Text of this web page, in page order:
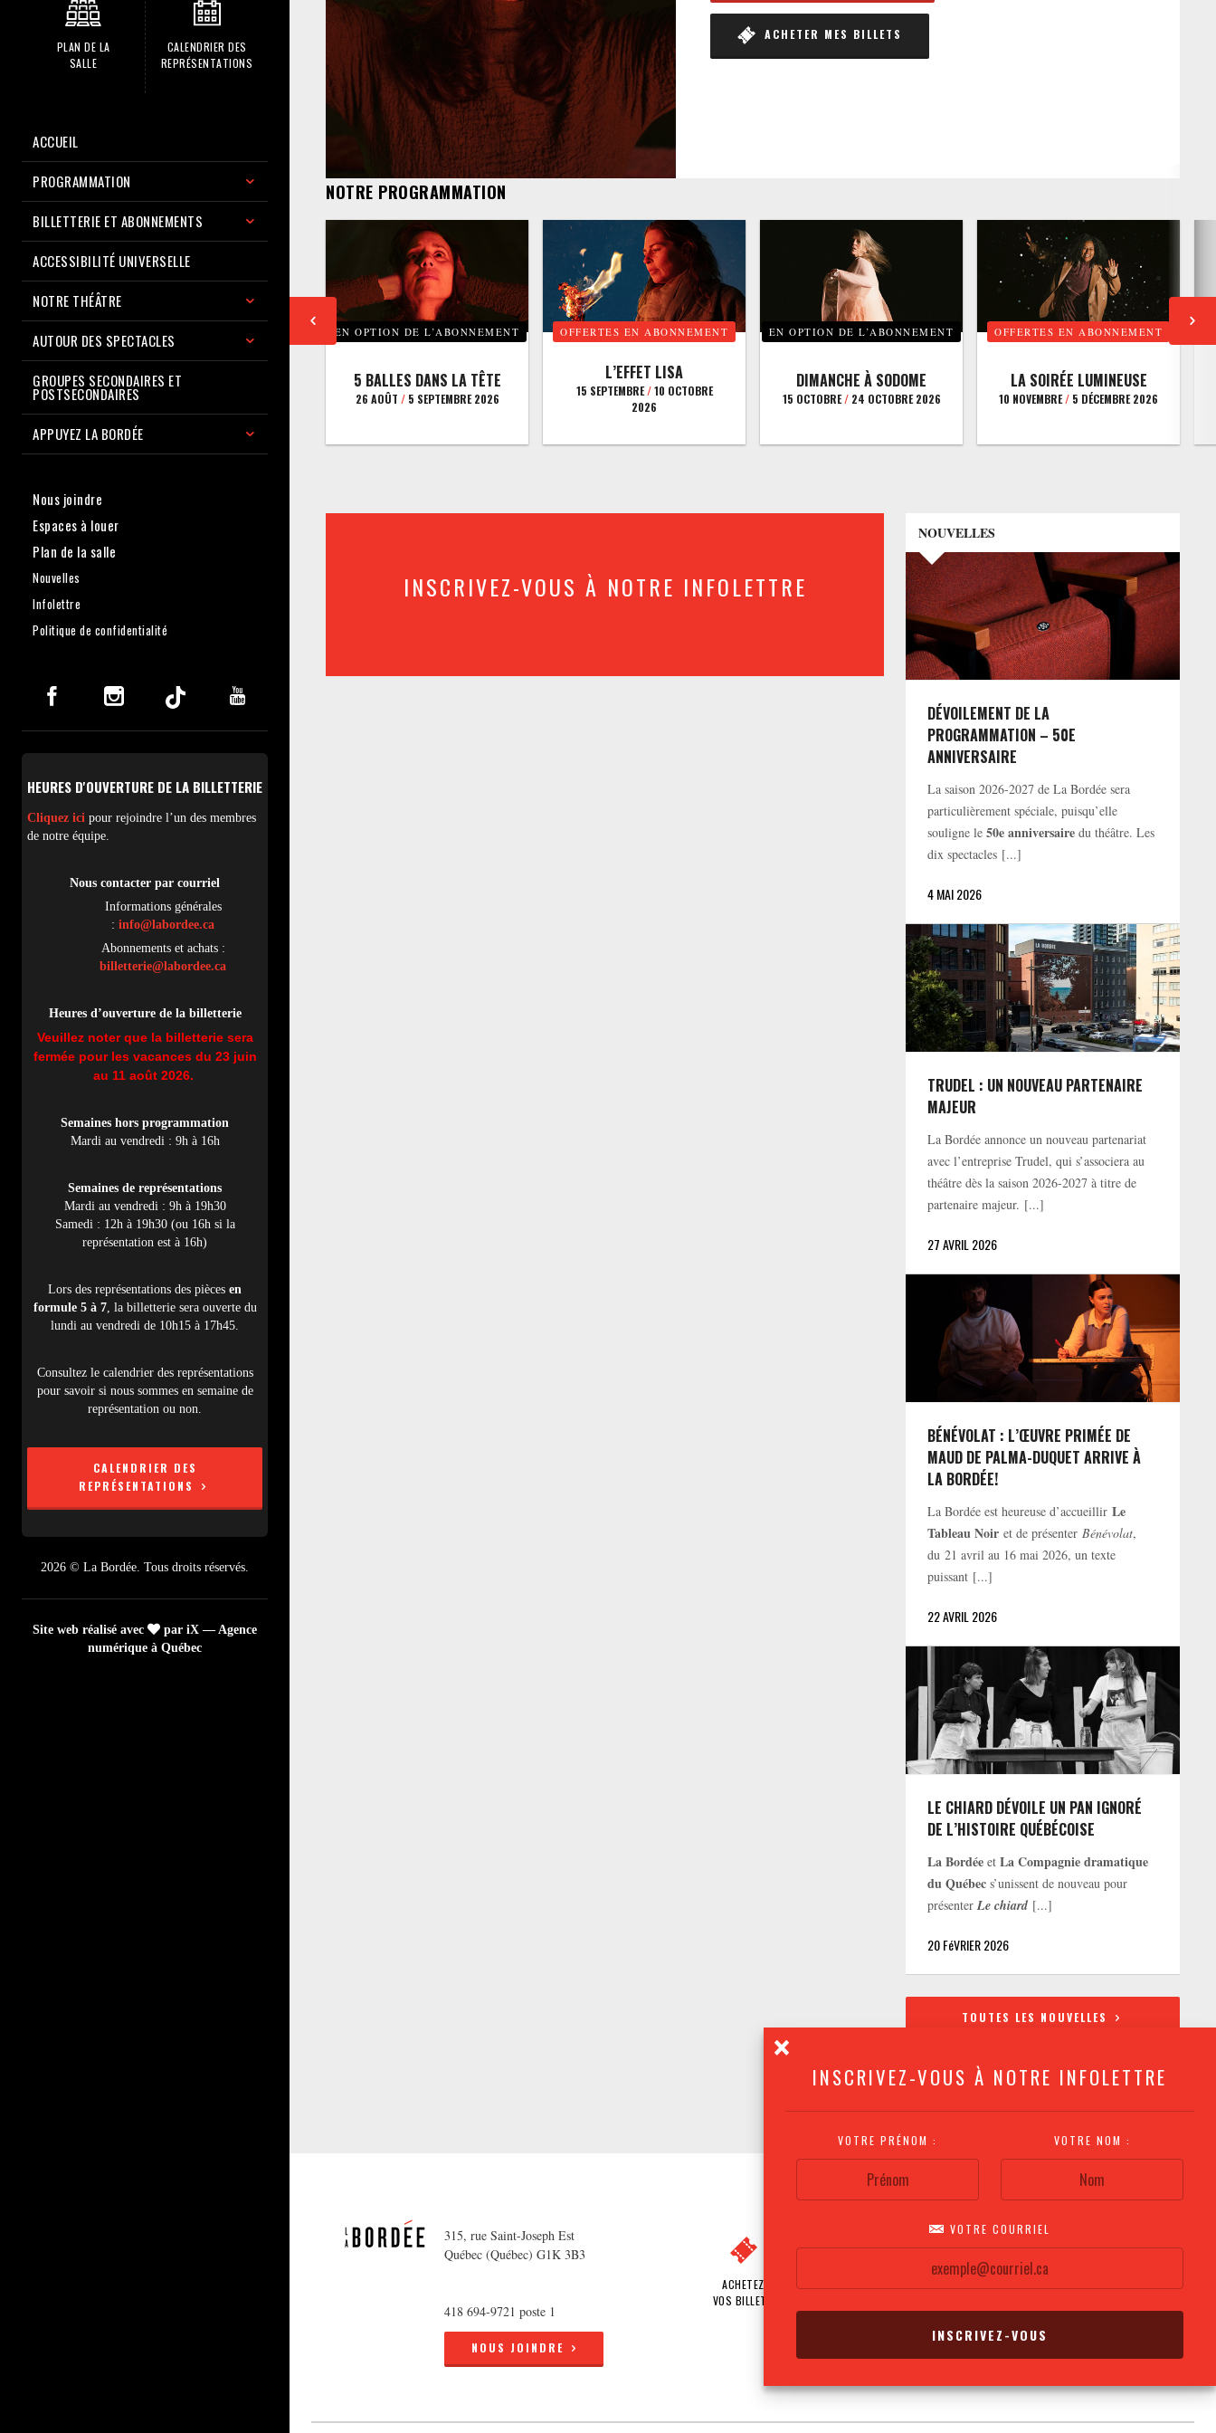
INSCRIVEZ-VOUS À NOTRE INFOLETTRE
VOTRE PRÉNOM : VOTRE NOM :
VOTRE COURRIEL
PLAN DE LA
SALLE
CALENDRIER DES
REPRÉSENTATIONS
ACCUEIL
PROGRAMMATION
BILLETTERIE ET ABONNEMENTS
ACCESSIBILITÉ UNIVERSELLE
NOTRE THÉÂTRE
AUTOUR DES SPECTACLES
GROUPES SECONDAIRES ET
POSTSECONDAIRES
APPUYEZ LA BORDÉE
Nous joindre
Espaces à louer
Plan de la salle
Nouvelles
Infolettre
Politique de confidentialité
HEURES D'OUVERTURE DE LA BILLETTERIE
Cliquez ici pour rejoindre l’un des membres
de notre équipe.
Nous contacter par courriel
Informations générales
: info@labordee.ca
Abonnements et achats :
billetterie@labordee.ca
Heures d’ouverture de la billetterie
Veuillez noter que la billetterie sera
fermée pour les vacances du 23 juin
au 11 août 2026.
Semaines hors programmation
Mardi au vendredi : 9h à 16h
Semaines de représentations
Mardi au vendredi : 9h à 19h30
Samedi : 12h à 19h30 (ou 16h si la
représentation est à 16h)
Lors des représentations des pièces en
formule 5 à 7, la billetterie sera ouverte du
lundi au vendredi de 10h15 à 17h45.
Consultez le calendrier des représentations
pour savoir si nous sommes en semaine de
représentation ou non.
CALENDRIER DES
REPRÉSENTATIONS
2026 © La Bordée. Tous droits réservés.
Site web réalisé avec
par iX — Agence
numérique à Québec
ACHETER MES BILLETS
NOTRE PROGRAMMATION
EN OPTION DE L’ABONNEMENT
5 BALLES DANS LA TÊTE
26 AOÛT /5 SEPTEMBRE 2026
OFFERTES EN ABONNEMENT
L’EFFET LISA
15 SEPTEMBRE/10 OCTOBRE
2026
EN OPTION DE L’ABONNEMENT
DIMANCHE À SODOME
15 OCTOBRE/24 OCTOBRE 2026
OFFERTES EN ABONNEMENT
LA SOIRÉE LUMINEUSE
10 NOVEMBRE/ 5 DÉCEMBRE 2026
INSCRIVEZ-VOUS À NOTRE INFOLETTRE
NOUVELLES
DÉVOILEMENT DE LA
PROGRAMMATION – 50E
ANNIVERSAIRE
La saison 2026-2027 de La Bordée sera
particulièrement spéciale, puisqu’elle
souligne le50e anniversaire du théâtre. Les
dix spectacles [...]
4 MAI 2026
TRUDEL : UN NOUVEAU PARTENAIRE
MAJEUR
La Bordée annonce un nouveau partenariat
avec l’entreprise Trudel, qui s’associera au
théâtre dès la saison 2026-2027 à titre de
partenaire majeur. [...]
27 AVRIL 2026
BÉNÉVOLAT : L’ŒUVRE PRIMÉE DE
MAUD DE PALMA-DUQUET ARRIVE À
LA BORDÉE!
La Bordée est heureuse d’accueillirLe
Tableau Noir et de présenterBénévolat,
du 21 avril au 16 mai 2026, un texte
puissant [...]
22 AVRIL 2026
LE CHIARD DÉVOILE UN PAN IGNORÉ
DE L’HISTOIRE QUÉBÉCOISE
La Bordée etLa Compagnie dramatique
du Québec s’unissent de nouveau pour
présenterLe chiard [...]
20 FéVRIER 2026
TOUTES LES NOUVELLES
315, rue Saint-Joseph Est
Québec (Québec) G1K 3B3
418 694-9721 poste 1
NOUS JOINDRE
ACHETEZ
VOS BILLETS